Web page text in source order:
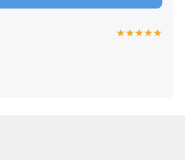
★★★★★
★★★★★